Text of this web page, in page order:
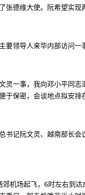
张德维大使。阮希望实现
要领导人来华内部访问一
灵一事，我向邓小平同
于保密，会谈地点拟安排
书记阮文灵、越南部长
机场起飞，6时左右到